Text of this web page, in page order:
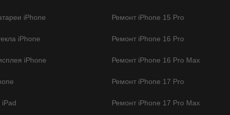
iPhone
iPhone
iPhone
Ремонт iPhone 15 Pro
Ремонт iPhone 16 Pro
Ремонт iPhone 16 Pro Max
Ремонт iPhone 17 Pro
Ремонт iPhone 17 Pro Max